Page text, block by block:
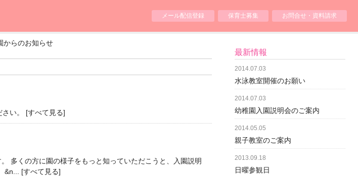
メール配信登録 保育士募集 お問合せ・資料請求
からのお知らせ
さい。 [すべて見る]
多くの方に園の様子をもっと知っていただこうと、入園説明
&n... [すべて見る]
最新情報
2014.07.03
水泳教室開催のお願い
2014.07.03
幼稚園入園説明会のご案内
2014.05.05
親子教室のご案内
2013.09.18
日曜参観日